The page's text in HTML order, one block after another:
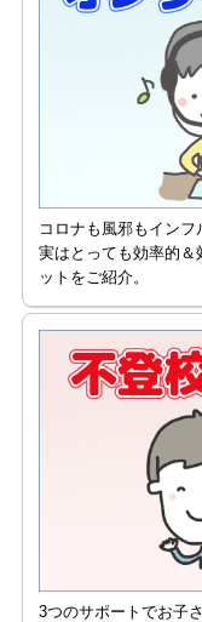
コロナも風邪もインフ
実はとっても効率的＆
ットをご紹介。
3つのサポートでお子